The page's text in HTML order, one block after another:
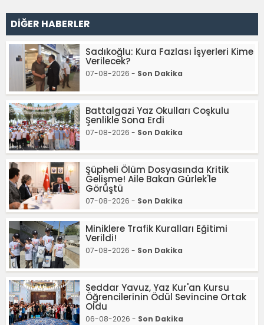
DİĞER HABERLER
Sadıkoğlu: Kura Fazlası İşyerleri Kime
Verilecek?
07-08-2026 - Son Dakika
Battalgazi Yaz Okulları Coşkulu
Şenlikle Sona Erdi
07-08-2026 - Son Dakika
Şüpheli Ölüm Dosyasında Kritik
Gelişme! Aile Bakan Gürlek'le
Görüştü
07-08-2026 - Son Dakika
Miniklere Trafik Kuralları Eğitimi
Verildi!
07-08-2026 - Son Dakika
Seddar Yavuz, Yaz Kur'an Kursu
Öğrencilerinin Ödül Sevincine Ortak
Oldu
06-08-2026 - Son Dakika